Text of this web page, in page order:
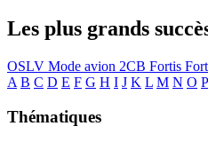
Les plus grands
OSLV Mode avion 2CB Fortis
A B C D E F G H I J K L M N O P
Thématiques